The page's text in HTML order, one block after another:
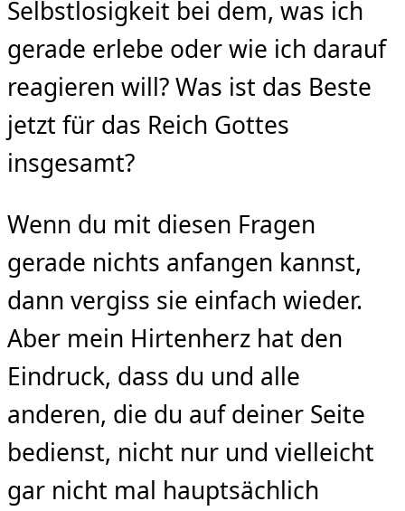
Selbstlosigkeit bei dem, was ich
gerade erlebe oder wie ich darauf
reagieren will? Was ist das Beste
jetzt für das Reich Gottes
insgesamt?
Wenn du mit diesen Fragen
gerade nichts anfangen kannst,
dann vergiss sie einfach wieder.
Aber mein Hirtenherz hat den
Eindruck, dass du und alle
anderen, die du auf deiner Seite
bedienst, nicht nur und vielleicht
gar nicht mal hauptsächlich